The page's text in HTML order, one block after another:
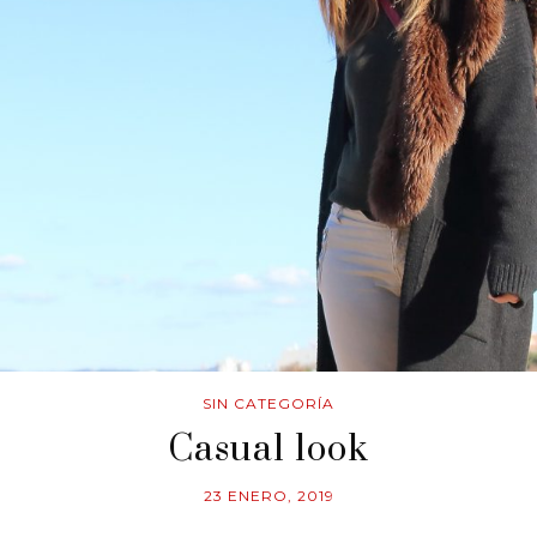
SIN CATEGORÍA
Casual look
23 ENERO, 2019